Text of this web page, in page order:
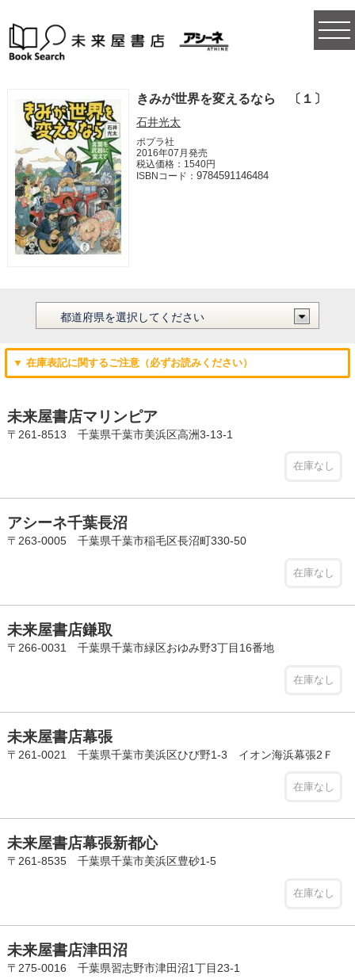
きみが世界を変えるなら 〔１〕
石井光太
ポプラ社
2016年07月発売
税込価格：1540円
ISBNコード：9784591146484
▼ 在庫表記に関するご注意（必ずお読みください）
未来屋書店マリンピア
〒261-8513 千葉県千葉市美浜区高洲3-13-1
在庫なし
アシーネ千葉長沼
〒263-0005 千葉県千葉市稲毛区長沼町330-50
在庫なし
未来屋書店鎌取
〒266-0031 千葉県千葉市緑区おゆみ野3丁目16番地
在庫なし
未来屋書店幕張
〒261-0021 千葉県千葉市美浜区ひび野1-3 イオン海浜幕張2Ｆ
在庫なし
未来屋書店幕張新都心
〒261-8535 千葉県千葉市美浜区豊砂1-5
在庫なし
未来屋書店津田沼
〒275-0016 千葉県習志野市津田沼1丁目23-1